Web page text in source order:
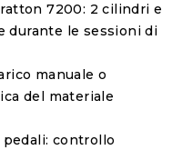
7200: 2 cilindri e
durante le sessioni di
manuale o
del materiale
pedali: controllo